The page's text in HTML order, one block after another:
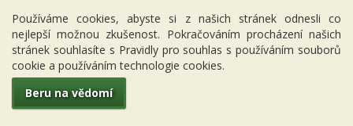
Používáme cookies, abyste si z našich stránek odnesli co
nejlepší možnou zkušenost. Pokračováním procházení našich
stránek souhlasíte s Pravidly pro souhlas s používáním souborů
cookie a používáním technologie cookies.
Beru na vědomí